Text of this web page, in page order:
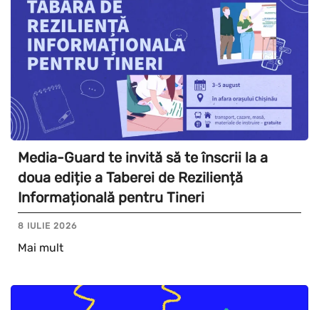
Media-Guard te invită să te înscrii la a
doua ediție a Taberei de Reziliență
Informațională pentru Tineri
8 IULIE 2026
Mai mult